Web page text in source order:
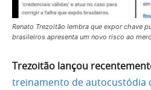
Renato Trezoitão lembra que expor chave
brasileiros apresenta um novo risco ao
Trezoitão lançou
treinamento de autocustódia